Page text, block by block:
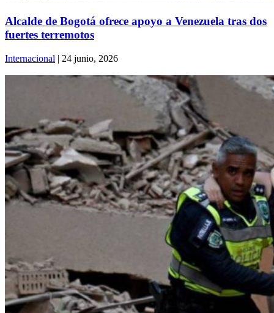
Alcalde de Bogotá ofrece apoyo a Venezuela tras dos
fuertes terremotos
Internacional | 24 junio, 2026